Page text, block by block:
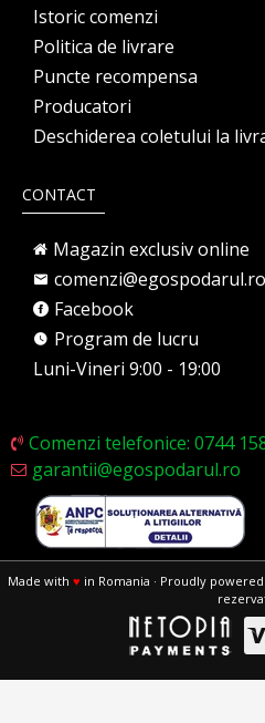
Istoric comenzi
Politica de livrare
Puncte recompensa
Producatori
Deschiderea coletului la
CONTACT
Magazin exclusiv online
comenzi@egospodarul.ro
Facebook
Program de lucru
Luni-Vineri 9:00 - 19:00
Comenzi telefonice: 0744
garantii@egospodarul.ro
Made with ♥ in Romania · Proudly